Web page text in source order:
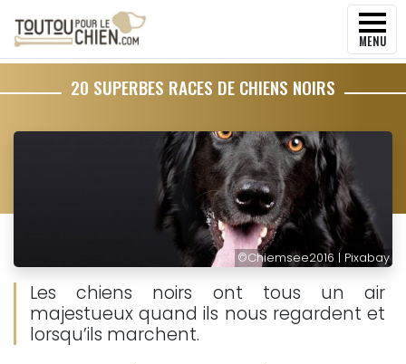
MENU
20 SUPERBES RACES DE CHIENS NOIRS
©Chiemsee2016 | Pixabay
Les chiens noirs ont tous un air
majestueux quand ils nous regardent et
lorsqu’ils marchent.